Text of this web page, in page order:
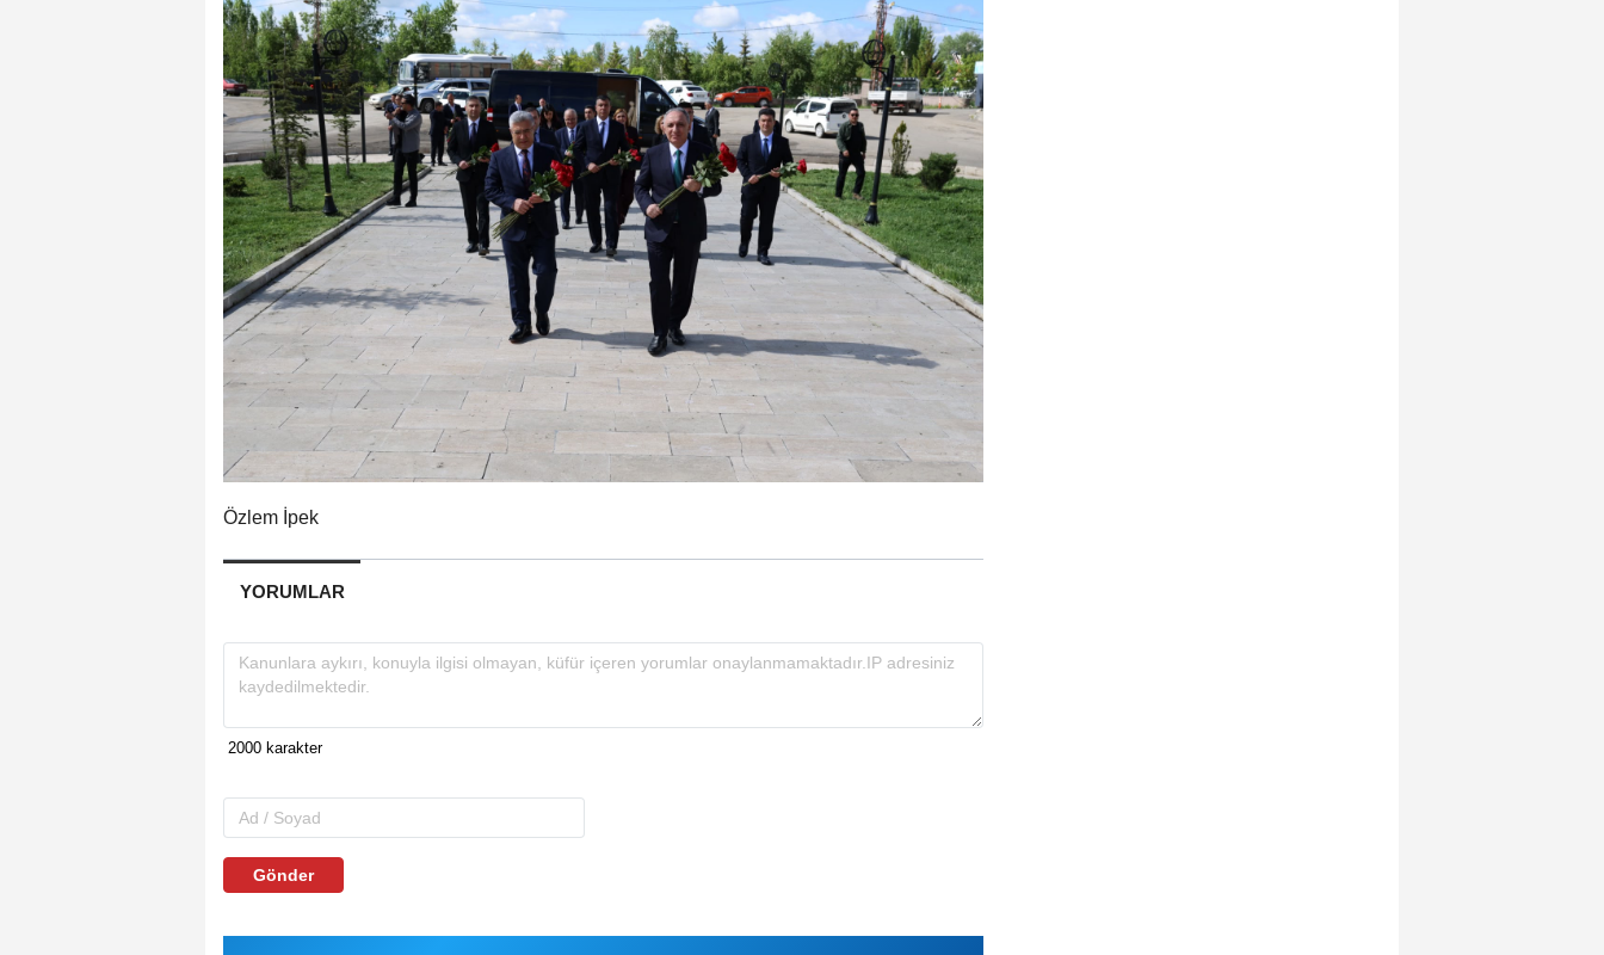
Özlem İpek
YORUMLAR
Gönder